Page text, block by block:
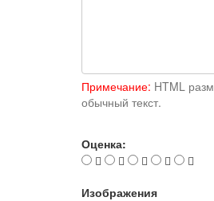
Примечание: HTML
обычный текст.
Оценка:
Изображения